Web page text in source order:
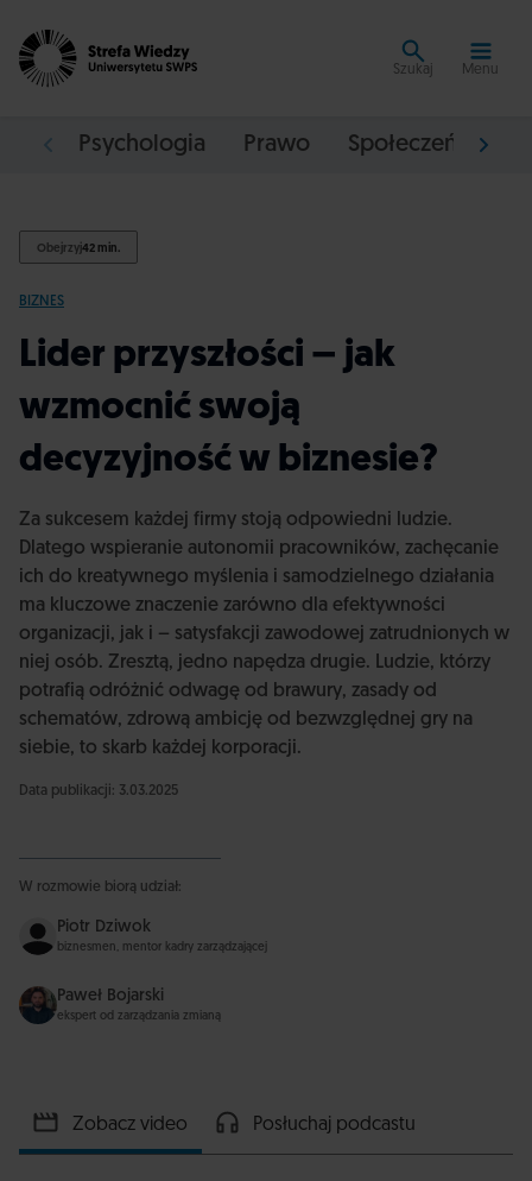
Szukaj Menu
Psychologia Prawo Społeczeństwo
Obejrzyj42 min.
BIZNES
Lider przyszłości – jak
wzmocnić swoją
decyzyjność w biznesie?
Za sukcesem każdej firmy stoją odpowiedni ludzie.
Dlatego wspieranie autonomii pracowników, zachęcanie
ich do kreatywnego myślenia i samodzielnego działania
ma kluczowe znaczenie zarówno dla efektywności
organizacji, jak i – satysfakcji zawodowej zatrudnionych w
niej osób. Zresztą, jedno napędza drugie. Ludzie, którzy
potrafią odróżnić odwagę od brawury, zasady od
schematów, zdrową ambicję od bezwzględnej gry na
siebie, to skarb każdej korporacji.
Data publikacji: 3.03.2025
W rozmowie biorą udział:
Piotr Dziwok
biznesmen, mentor kadry zarządzającej
Paweł Bojarski
ekspert od zarządzania zmianą
Zobacz video Posłuchaj podcastu